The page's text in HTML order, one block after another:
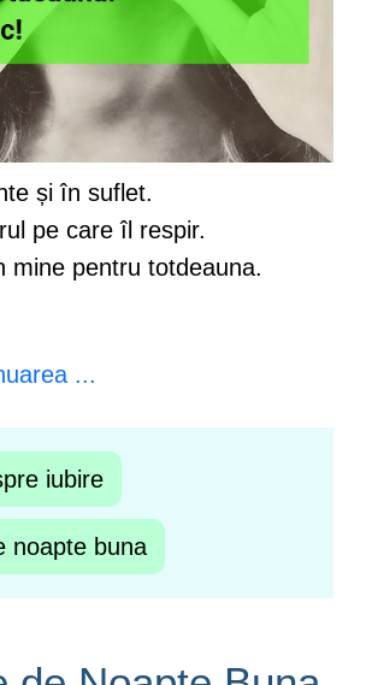
și în suflet.
pe care îl respir.
mine pentru totdeauna.
...
iubire
noapte buna